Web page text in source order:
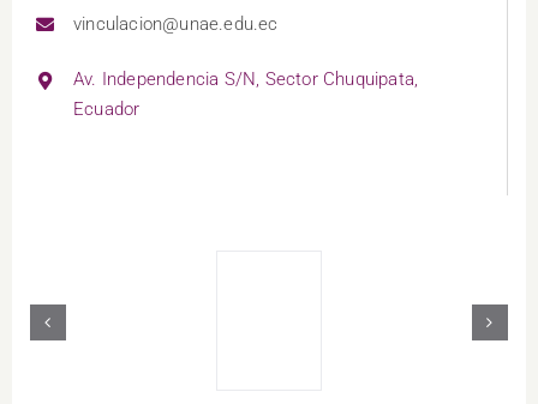
vinculacion@unae.edu.ec
Av. Independencia S/N, Sector Chuquipata,
Ecuador